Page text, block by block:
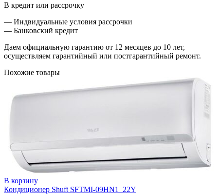
В кредит или рассрочку
— Индвидуальные условия рассрочки
— Банковский кредит
Даем официальную гарантию от 12 месяцев до 10 лет,
осуществляем гарантийный или постгарантийный ремонт.
Похожие товары
В корзину
Кондиционер Shuft SFTMI-09HN1_22Y